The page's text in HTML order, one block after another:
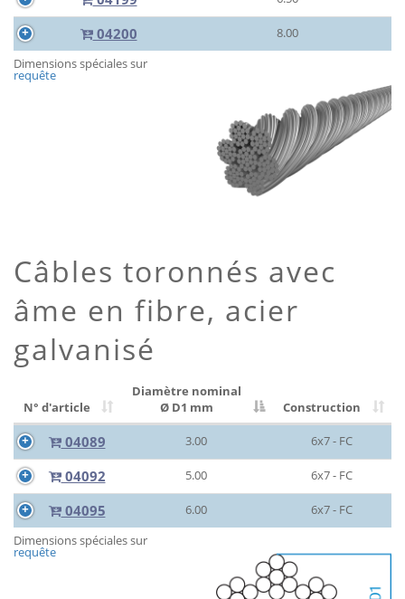
04200
8.00
Dimensions spéciales sur
requête
Câbles toronnés avec
âme en fibre, acier
galvanisé
N° d'article
Diamètre nominal
Ø D1 mm
Construction
04089 3.00 6x7 - FC
04092 5.00 6x7 - FC
04095 6.00
6x7 - FC
Dimensions spéciales sur
requête